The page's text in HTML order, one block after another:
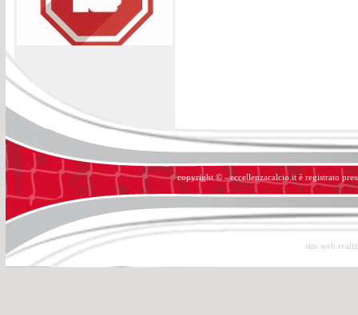
copyright © - eccellenzacalcio.it è registrato
sito web